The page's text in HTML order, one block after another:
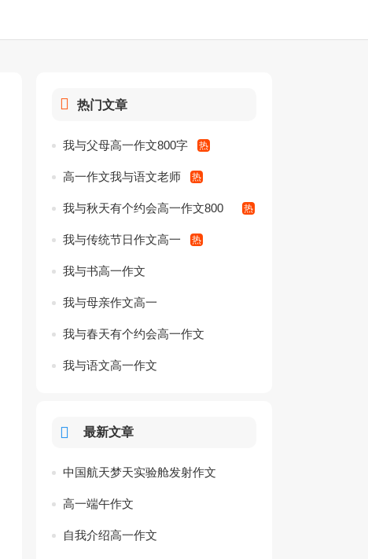
热门文章
我与父母高一作文800字
高一作文我与语文老师
我与秋天有个约会高一作文800
字
我与传统节日作文高一
我与书高一作文
我与母亲作文高一
我与春天有个约会高一作文
我与语文高一作文
最新文章
中国航天梦天实验舱发射作文
高一端午作文
自我介绍高一作文